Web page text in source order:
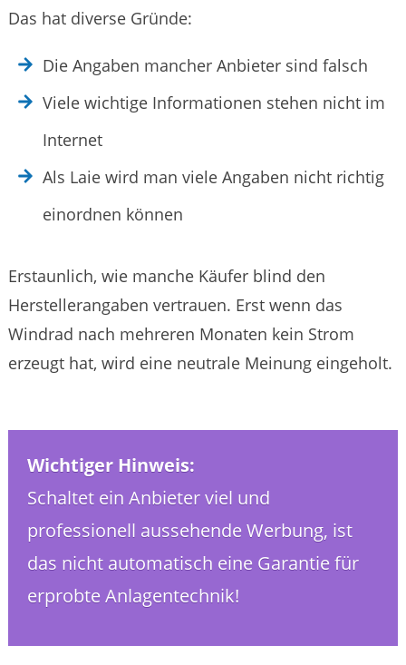
Das hat diverse Gründe:
Die Angaben mancher Anbieter sind falsch
Viele wichtige Informationen stehen nicht im
Internet
Als Laie wird man viele Angaben nicht richtig
einordnen können
Erstaunlich, wie manche Käufer blind den
Herstellerangaben vertrauen. Erst wenn das
Windrad nach mehreren Monaten kein Strom
erzeugt hat, wird eine neutrale Meinung eingeholt.
Wichtiger Hinweis:
Schaltet ein Anbieter viel und
professionell aussehende Werbung, ist
das nicht automatisch eine Garantie für
erprobte Anlagentechnik!